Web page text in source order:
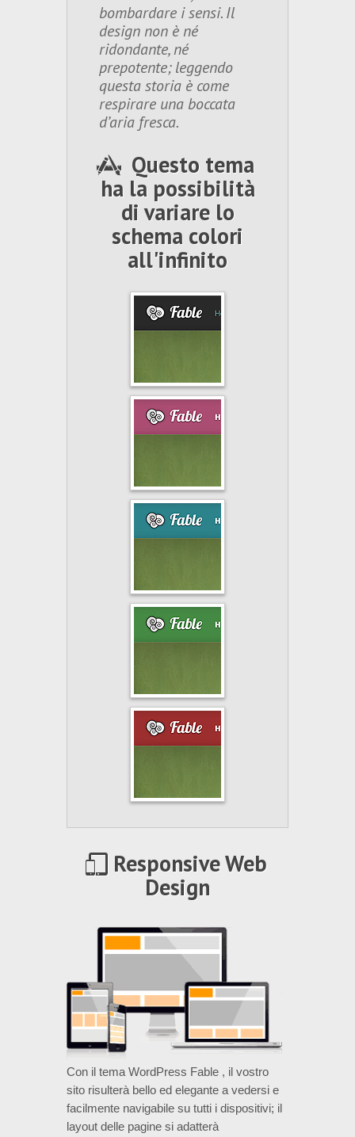
bombardare i sensi. Il
design non è né
ridondante, né
prepotente; leggendo
questa storia è come
respirare una boccata
d’aria fresca.
Vedi
Screenshot
Questo tema
ha la possibilità
di variare lo
schema colori
all'infinito
tema
WordPress
Responsive Web
Design
Con il tema WordPress Fable , il vostro
sito risulterà bello ed elegante a vedersi e
facilmente navigabile su tutti i dispositivi; il
layout delle pagine si adatterà